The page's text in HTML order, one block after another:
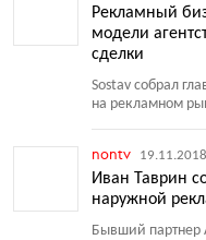
Рекламный
модели
сделки
Sostav собрал
на рекламном
nontv
Иван Таврин
наружной
Бывший партнер